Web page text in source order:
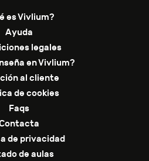
es Vivlium?
Ayuda
legales
en Vivlium?
al cliente
de cookies
Faqs
de privacidad
de aulas